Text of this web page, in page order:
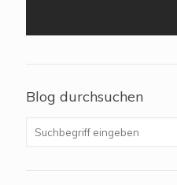
Blog durchsuchen